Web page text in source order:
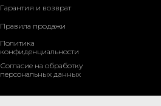
Гарантия и возврат
Политика
конфиденциальности
Согласие на обработку
персональных данных
Правила продажи